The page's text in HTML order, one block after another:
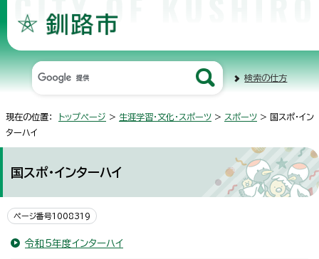
検索の仕方
現在の位置： トップページ > 生涯学習・文化・スポーツ > スポーツ > 国スポ・イン
ターハイ
国スポ・インターハイ
ページ番号1008319
令和5年度インターハイ